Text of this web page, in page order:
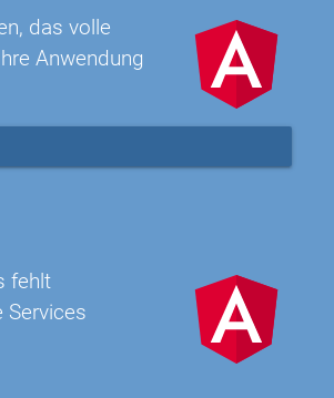
das volle
Anwendung
fehlt
Services